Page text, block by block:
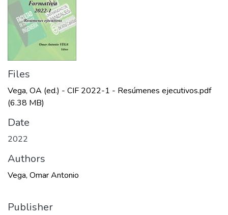
Files
Vega, OA (ed.) - CIF 2022-1 - Resúmenes ejecutivos.pdf
(6.38 MB)
Date
2022
Authors
Vega, Omar Antonio
Publisher